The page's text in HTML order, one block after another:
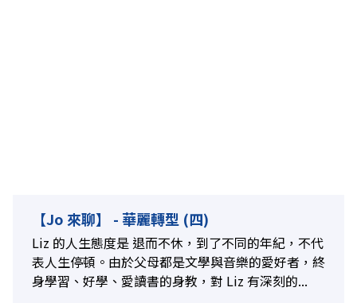
【Jo 來聊】 - 華麗轉型 (四)
Liz 的人生態度是 退而不休，到了不同的年紀，不代
表人生停頓。由於父母都是文學與音樂的愛好者，終
身學習、好學、愛讀書的身教，對 Liz 有深刻的...